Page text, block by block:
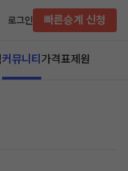
로그인 빠른승계 신청
커뮤니티 가격표제원